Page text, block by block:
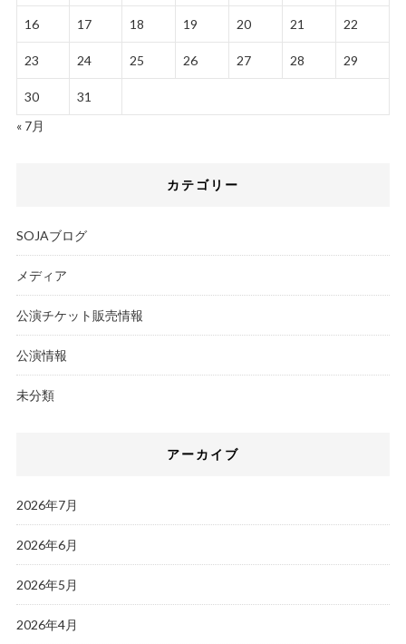
16 17 18 19 20 21 22
23 24 25 26 27 28 29
30
31
« 7月
カテゴリー
SOJAブログ
メディア
公演チケット販売情報
公演情報
未分類
アーカイブ
2026年7月
2026年6月
2026年5月
2026年4月